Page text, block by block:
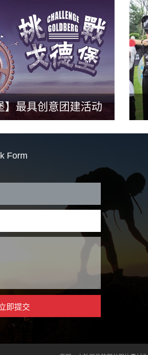
】最具创意团建活动
Form